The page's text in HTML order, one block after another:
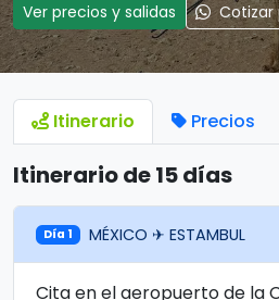
Ver precios y salidas Cotizar
Itinerario Precios
Itinerario de 15 días
Día 1 MÉXICO ✈ ESTAMBUL
Cita en el aeropuerto de la